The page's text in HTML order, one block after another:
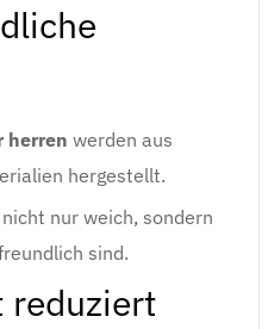
herren werden aus
hergestellt.
nur weich, sondern
sind.
reduziert